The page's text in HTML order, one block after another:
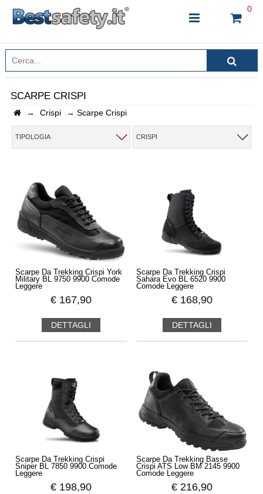
0
INSERISCI IL NOME DEL PRODOTTO CHE STAI
CERCANDO
SCARPE CRISPI
→ Crispi → Scarpe Crispi
TIPOLOGIA CRISPI
Scarpe Da Trekking Crispi York
Military BL 9750 9900 Comode
Leggere
€ 167,90
DETTAGLI
Scarpe Da Trekking Crispi
Sahara Evo BL 6520 9900
Comode Leggere
€ 168,90
DETTAGLI
Scarpe Da Trekking Crispi
Sniper BL 7850 9900 Comode
Leggere
€ 198,90
Scarpe Da Trekking Basse
Crispi ATS Low BM 2145 9900
Comode Leggere
€ 216,90